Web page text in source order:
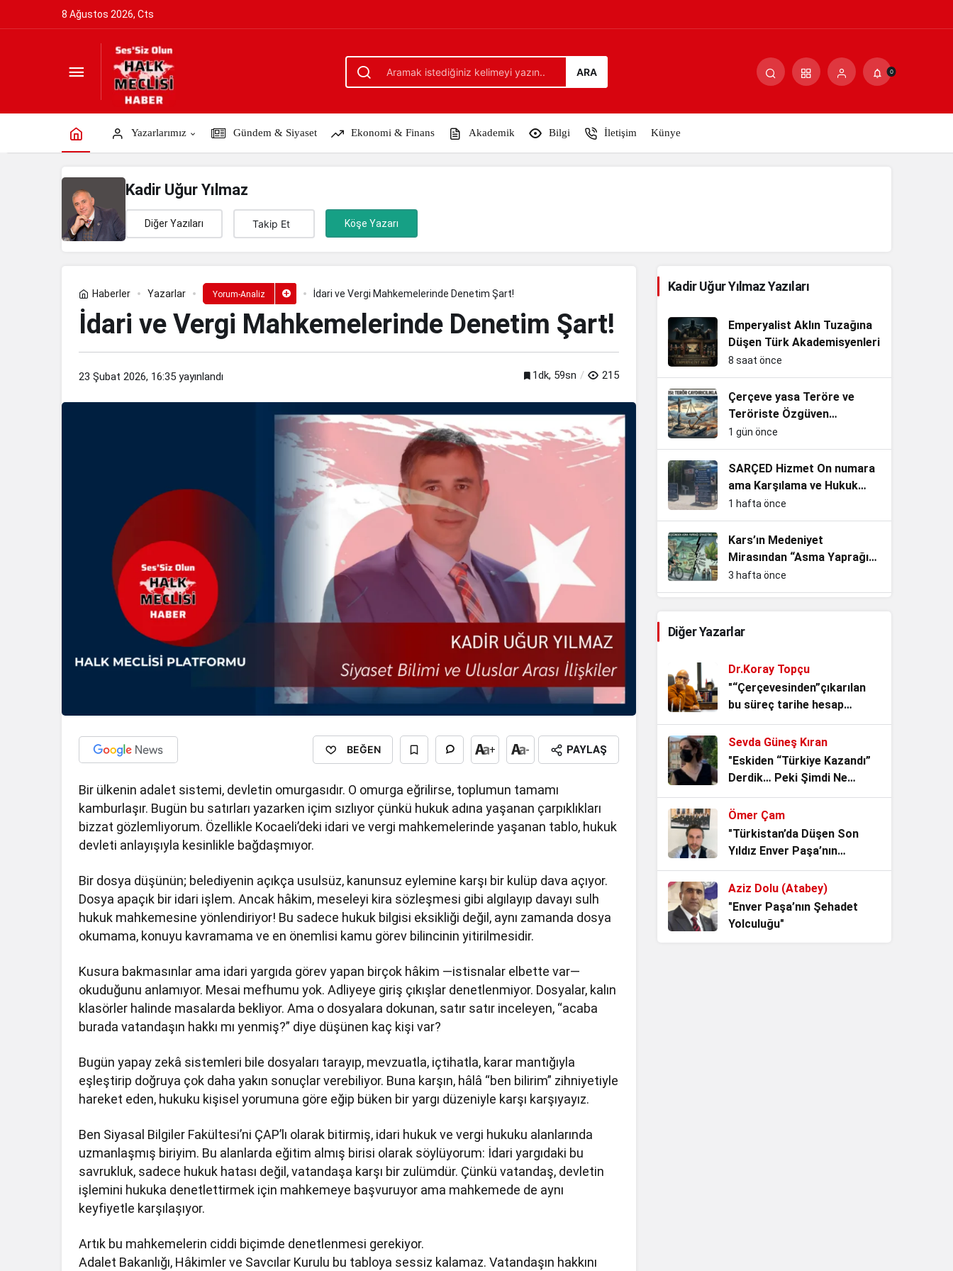
8 Ağustos 2026, Cts
ARA 0
Yazarlarımız Gündem & Siyaset Ekonomi & Finans Akademik Bilgi İletişim Künye
Kadir Uğur Yılmaz
Diğer Yazıları Takip Et Köşe Yazarı
Haberler Yazarlar Yorum-Analiz İdari ve Vergi Mahkemelerinde Denetim Şart!
İdari ve Vergi Mahkemelerinde Denetim Şart!
23 Şubat 2026, 16:35 yayınlandı 1dk, 59sn 215
BEĞEN + - PAYLAŞ
Bir ülkenin adalet sistemi, devletin omurgasıdır. O omurga eğrilirse, toplumun tamamı
kamburlaşır. Bugün bu satırları yazarken içim sızlıyor çünkü hukuk adına yaşanan çarpıklıkları
bizzat gözlemliyorum. Özellikle Kocaeli’deki idari ve vergi mahkemelerinde yaşanan tablo, hukuk
devleti anlayışıyla kesinlikle bağdaşmıyor.
Bir dosya düşünün; belediyenin açıkça usulsüz, kanunsuz eylemine karşı bir kulüp dava açıyor.
Dosya apaçık bir idari işlem. Ancak hâkim, meseleyi kira sözleşmesi gibi algılayıp davayı sulh
hukuk mahkemesine yönlendiriyor! Bu sadece hukuk bilgisi eksikliği değil, aynı zamanda dosya
okumama, konuyu kavramama ve en önemlisi kamu görev bilincinin yitirilmesidir.
Kusura bakmasınlar ama idari yargıda görev yapan birçok hâkim —istisnalar elbette var—
okuduğunu anlamıyor. Mesai mefhumu yok. Adliyeye giriş çıkışlar denetlenmiyor. Dosyalar, kalın
klasörler halinde masalarda bekliyor. Ama o dosyalara dokunan, satır satır inceleyen, “acaba
burada vatandaşın hakkı mı yenmiş?” diye düşünen kaç kişi var?
Bugün yapay zekâ sistemleri bile dosyaları tarayıp, mevzuatla, içtihatla, karar mantığıyla
eşleştirip doğruya çok daha yakın sonuçlar verebiliyor. Buna karşın, hâlâ “ben bilirim” zihniyetiyle
hareket eden, hukuku kişisel yorumuna göre eğip büken bir yargı düzeniyle karşı karşıyayız.
Ben Siyasal Bilgiler Fakültesi’ni ÇAP’lı olarak bitirmiş, idari hukuk ve vergi hukuku alanlarında
uzmanlaşmış biriyim. Bu alanlarda eğitim almış birisi olarak söylüyorum: İdari yargıdaki bu
savrukluk, sadece hukuk hatası değil, vatandaşa karşı bir zulümdür. Çünkü vatandaş, devletin
işlemini hukuka denetlettirmek için mahkemeye başvuruyor ama mahkemede de aynı
keyfiyetle karşılaşıyor.
Artık bu mahkemelerin ciddi biçimde denetlenmesi gerekiyor.
Adalet Bakanlığı, Hâkimler ve Savcılar Kurulu bu tabloya sessiz kalamaz. Vatandaşın hakkını
İdari ve Vergi Mahkemelerinde Denetim Şart!
Kadir Uğur Yılmaz Yazıları
Emperyalist Aklın Tuzağına
Düşen Türk Akademisyenleri
8 saat önce
Çerçeve yasa Teröre ve
Teröriste Özgüven
vermekten başka işe
YARAMAZ!
1 gün önce
SARÇED Hizmet On numara
ama Karşılama ve Hukuk
Sıfır!
1 hafta önce
Kars’ın Medeniyet
Mirasından “Asma Yaprağı”
Siyasetine: Yakıştı mı İnan
Bey?
3 hafta önce
KURTULUŞUN REÇETESİ.
Kitap yüklü merkepler!
4 hafta önce
Kemalizm’in En Büyük Sınavı:
Adını Taşımak mı, Ruhunu
Noter Çilesi, Makamı alan
kendisini Hukukun Üstünde
Vesayetin Kurumsallaşması
“ideal iktidarlar ideal toplum
yaratamaz!”
1 ay önce
Diğer Yazarlar
Dr.Koray Topçu
"“Çerçevesinden”çıkarılan
bu süreç tarihe hesap
verecek."
Sevda Güneş Kıran
"Eskiden “Türkiye Kazandı”
Derdik… Peki Şimdi Ne
Oldu?"
Ömer Çam
"Türkistan’da Düşen Son
Yıldız Enver Paşa’nın
Ardından Bir Asrı Aşan
Sessizlik"
Aziz Dolu (Atabey)
"Enver Paşa’nın Şehadet
Yolculuğu"